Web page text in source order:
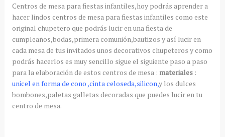
Centros de mesa para fiestas infantiles,hoy podrás aprender a
hacer lindos centros de mesa para fiestas infantiles como este
original chupetero que podrás lucir en una fiesta de
cumpleaños,bodas,primera comunión,bautizos yasí lucir en
cada mesa de tus invitados unos decorativos chupeteros y como
podrás hacerlos es muy sencillo sigue el siguiente paso a paso
para la elaboración de estos centros de mesa : materiales:
unicel en forma de cono ,cintaceloseda,silicon,y los dulces
bombones,paletas galletas decoradas que puedes lucir en tu
centro de mesa.